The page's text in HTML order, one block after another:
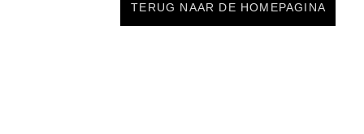
TERUG NAAR DE HOMEPAGINA